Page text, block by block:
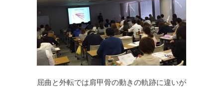
屈曲と外転では肩甲骨の動きの軌跡に違いが